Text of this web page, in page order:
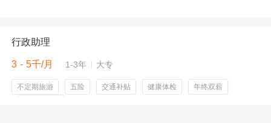
行政助理
3 - 5千/月 1-3年 大专
不定期旅游 五险 交通补贴 健康体检
年终双薪